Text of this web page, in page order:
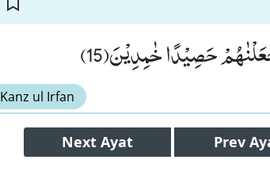
حَصِیْدًا خٰمِدِیْنَ(15)
Kanz ul Irfan
Next Ayat Prev